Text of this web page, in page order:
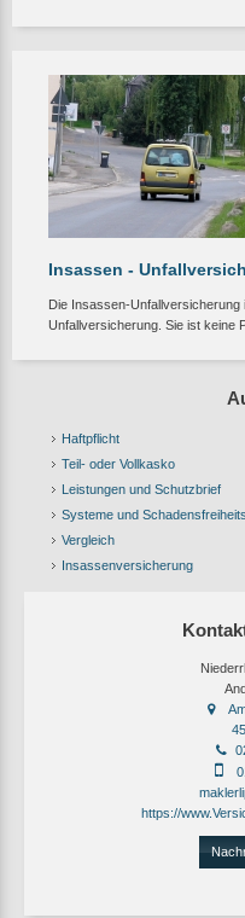
Haftpflicht
Teil- oder Vollkasko
Leistungen und Schutzbrief
Systeme und
Vergleich
Insassenversicherung
https://
Insassen -
Die Insassen-
Unfallversicherung. Sie ist keine